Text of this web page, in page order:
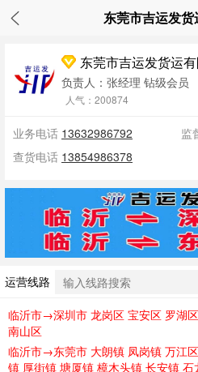
东莞市吉运发货
东莞市吉运发货运
负责人：张经理 钻级会员
人气：200874
业务电话 13632986792 监
查货电话 13854986378
运营线路
临沂市→深圳市 龙岗区 宝安区 罗湖
南山区
临沂市→东莞市 大朗镇 凤岗镇 万江
镇 厚街镇 塘厦镇 樟木头镇 长安镇